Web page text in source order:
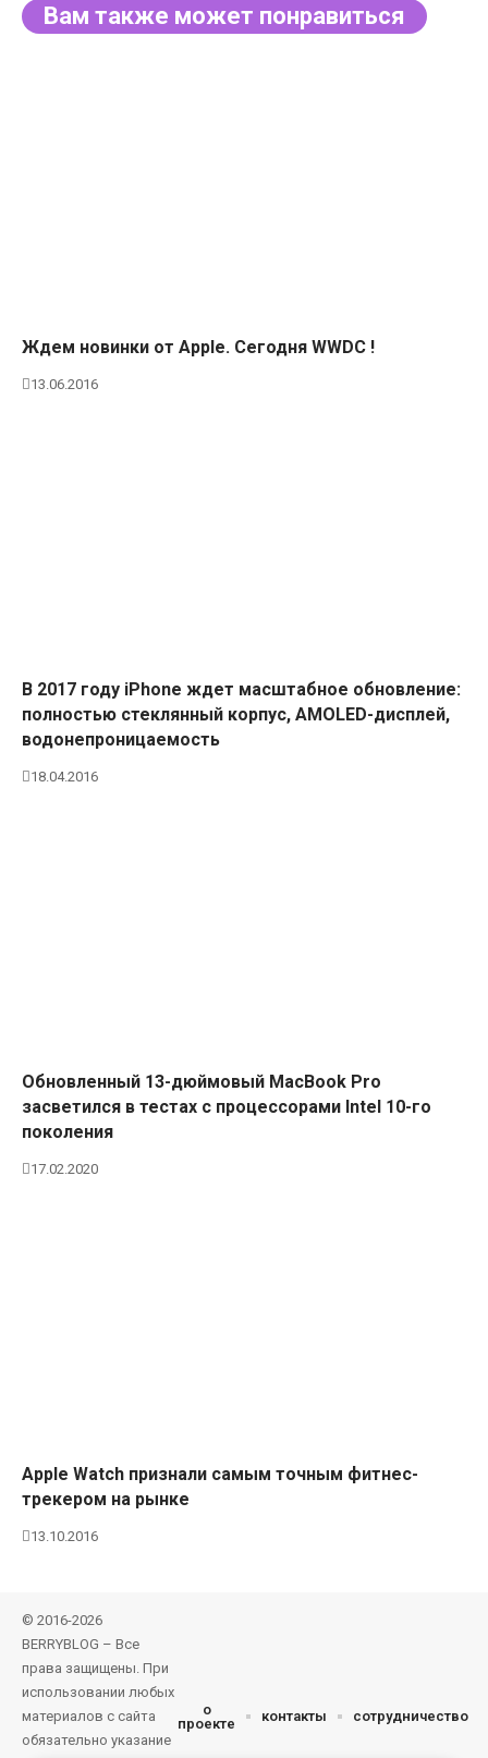
Вам также может понравиться
Ждем новинки от Apple. Сегодня WWDC !
13.06.2016
В 2017 году iPhone ждет масштабное обновление:
полностью стеклянный корпус, AMOLED-дисплей,
водонепроницаемость
18.04.2016
Обновленный 13-дюймовый MacBook Pro
засветился в тестах с процессорами Intel 10-го
поколения
17.02.2020
Apple Watch признали самым точным фитнес-
трекером на рынке
13.10.2016
© 2016-2026
BERRYBLOG – Все
права защищены. При
использовании любых
материалов с сайта
обязательно указание
о
проекте
контакты сотрудничество